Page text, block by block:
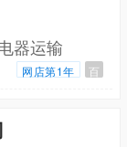
器运输
网店第1年 百